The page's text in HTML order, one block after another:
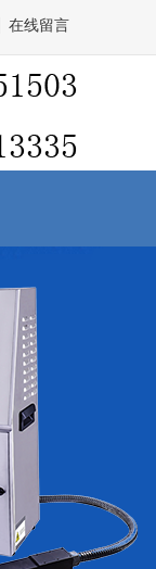
在线留言